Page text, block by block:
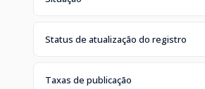
Status de atualização do registro
Taxas de publicação